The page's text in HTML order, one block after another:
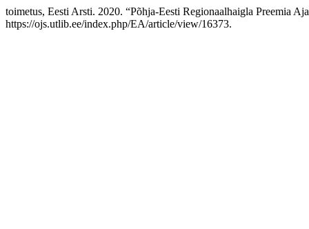
toimetus, Eesti Arsti. 2020. “Põhja-Eesti Regionaalhaigla Preemia
https://ojs.utlib.ee/index.php/EA/article/view/16373.